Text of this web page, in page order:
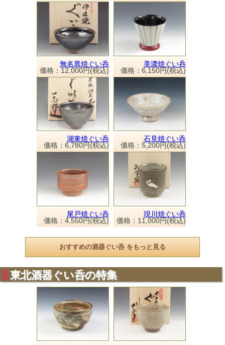
無名異焼ぐい呑
価格：12,000円(税込)
美濃焼ぐい呑
価格：6,150円(税込)
湖東焼ぐい呑
価格：6,780円(税込)
石見焼ぐい呑
価格：5,200円(税込)
尾戸焼ぐい呑
価格：4,550円(税込)
現川焼ぐい呑
価格：11,000円(税込)
おすすめの酒器ぐい呑 をもっと見る
東北酒器ぐい呑の特集